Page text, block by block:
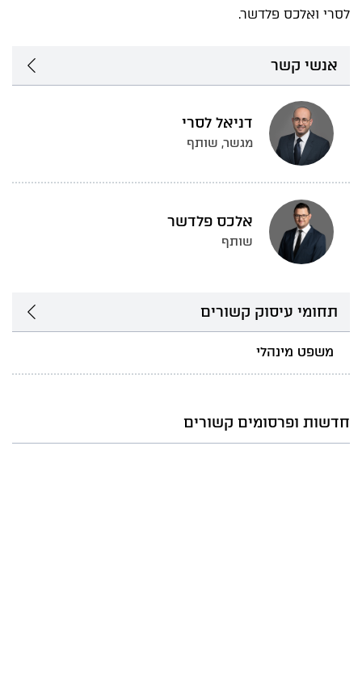
לסרי ואלכס פלדשר.
אנשי קשר
דניאל לסרי
מגשר, שותף
אלכס פלדשר
שותף
תחומי עיסוק קשורים
משפט מינהלי
חדשות ופרסומים קשורים